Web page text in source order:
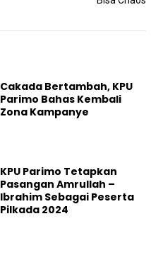
Cakada Bertambah, KPU
Parimo Bahas Kembali
Zona Kampanye
KPU Parimo Tetapkan
Pasangan Amrullah –
Ibrahim Sebagai Peserta
Pilkada 2024